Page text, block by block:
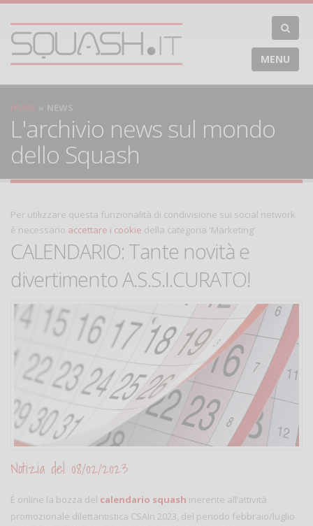
MENU
HOME NEWS
L'archivio news sul mondo
dello Squash
Per utilizzare questa funzionalità di condivisione sui social network
è necessario accettare i cookie della categoria 'Marketing'
CALENDARIO: Tante novità e
divertimento A.S.S.I.CURATO!
Notizia del 08/02/2023
È online la bozza del calendario squash inerente all’attività
promozionale dilettantistica CSAIn 2023, del periodo febbraio/luglio